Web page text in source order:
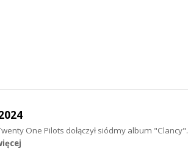
One Pilots dołączył siódmy album "Clancy".